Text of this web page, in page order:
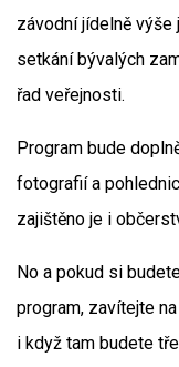
závodní jídelně výše
setkání bývalých
řad veřejnosti.
Program bude
fotografií a
zajištěno je i
No a pokud si
program, zavítejte
i když tam budete